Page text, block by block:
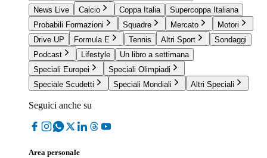
News Live
Calcio Coppa Italia
Supercoppa Italiana
Probabili Formazioni
Squadre Mercato
Motori
Drive UP
Formula E Tennis Altri Sport
Sondaggi
Podcast
Lifestyle
Un libro a settimana
Speciali Europei
Speciali Olimpiadi
Speciale Scudetti
Speciali Mondiali Altri Speciali
Seguici anche su
Area personale